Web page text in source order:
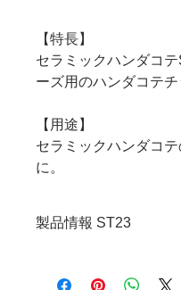
【特長】
セラミックハンダコテ
ーズ用のハンダコテチ
【用途】
セラミックハンダコ
に。
製品情報 ST23